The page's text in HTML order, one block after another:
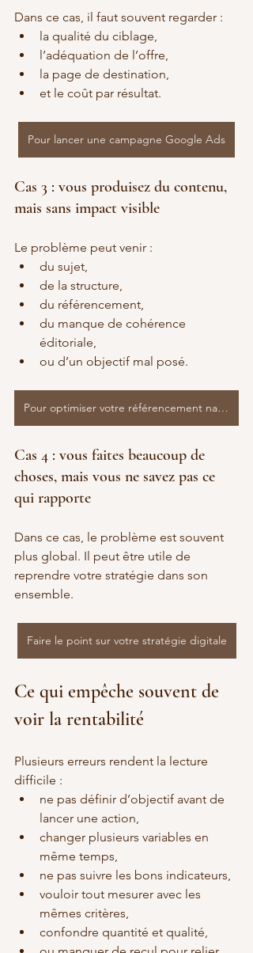
Dans ce cas, il faut souvent regarder :
la qualité du ciblage,
l’adéquation de l’offre,
la page de destination,
et le coût par résultat.
Pour lancer une campagne Google Ads
Cas 3 : vous produisez du contenu,
mais sans impact visible
Le problème peut venir :
du sujet,
de la structure,
du référencement,
du manque de cohérence
éditoriale,
ou d’un objectif mal posé.
Pour optimiser votre référencement naturel
Cas 4 : vous faites beaucoup de
choses, mais vous ne savez pas ce
qui rapporte
Dans ce cas, le problème est souvent
plus global. Il peut être utile de
reprendre votre stratégie dans son
ensemble.
Faire le point sur votre stratégie digitale
Ce qui empêche souvent de
voir la rentabilité
Plusieurs erreurs rendent la lecture
difficile :
ne pas définir d’objectif avant de
lancer une action,
changer plusieurs variables en
même temps,
ne pas suivre les bons indicateurs,
vouloir tout mesurer avec les
mêmes critères,
confondre quantité et qualité,